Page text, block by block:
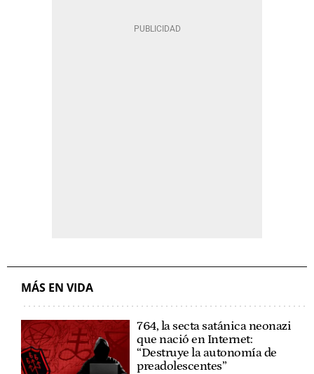
MÁS EN VIDA
764, la secta satánica neonazi
que nació en Internet:
“Destruye la autonomía de
preadolescentes”